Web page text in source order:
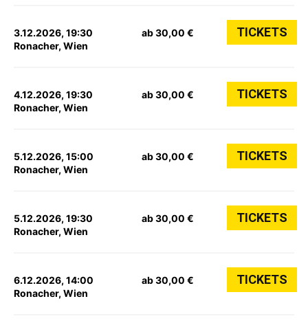
3.12.2026, 19:30
Ronacher, Wien
ab 30,00 € TICKETS
4.12.2026, 19:30
Ronacher, Wien
ab 30,00 € TICKETS
5.12.2026, 15:00
Ronacher, Wien
ab 30,00 € TICKETS
5.12.2026, 19:30
Ronacher, Wien
ab 30,00 € TICKETS
6.12.2026, 14:00
Ronacher, Wien
ab 30,00 € TICKETS